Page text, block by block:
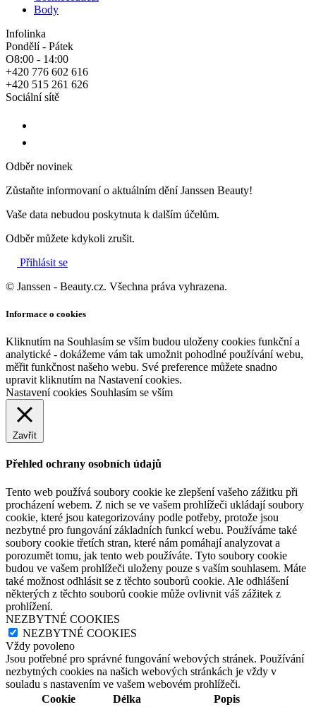
Body
Infolinka
Pondělí - Pátek
O8:00 - 14:00
+420 776 602 616
+420 515 261 626
Sociální sítě
Odběr novinek
Zůstaňte informovaní o aktuálním dění Janssen Beauty!
Vaše data nebudou poskytnuta k dalším účelům.
Odběr můžete kdykoli zrušit.
Přihlásit se
© Janssen - Beauty.cz. Všechna práva vyhrazena.
Informace o cookies
Kliknutím na Souhlasím se vším budou uloženy cookies funkční a
analytické - dokážeme vám tak umožnit pohodlné používání webu,
měřit funkčnost našeho webu. Své preference můžete snadno
upravit kliknutím na Nastavení cookies.
Nastavení cookies Souhlasím se vším
Zavřít
Přehled ochrany osobních údajů
Tento web používá soubory cookie ke zlepšení vašeho zážitku při
procházení webem. Z nich se ve vašem prohlížeči ukládají soubory
cookie, které jsou kategorizovány podle potřeby, protože jsou
nezbytné pro fungování základních funkcí webu. Používáme také
soubory cookie třetích stran, které nám pomáhají analyzovat a
porozumět tomu, jak tento web používáte. Tyto soubory cookie
budou ve vašem prohlížeči uloženy pouze s vaším souhlasem. Máte
také možnost odhlásit se z těchto souborů cookie. Ale odhlášení
některých z těchto souborů cookie může ovlivnit váš zážitek z
prohlížení.
NEZBYTNÉ COOKIES
NEZBYTNÉ COOKIES
Vždy povoleno
Jsou potřebné pro správné fungování webových stránek. Používání
nezbytných cookies na našich webových stránkách je vždy v
souladu s nastavením ve vašem webovém prohlížeči.
Cookie
Délka Popis